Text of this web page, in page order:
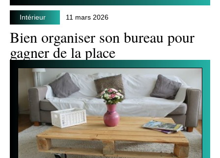
Intérieur 11 mars 2026
Bien organiser son bureau pour
gagner de la place